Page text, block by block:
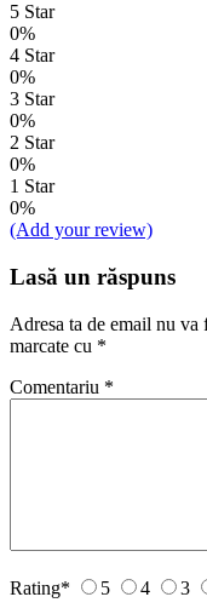
5 Star
0%
4 Star
0%
3 Star
0%
2 Star
0%
1 Star
0%
(Add your review)
Lasă un răspuns
Adresa ta de email nu va
marcate cu *
Comentariu *
Rating* 5 4 3